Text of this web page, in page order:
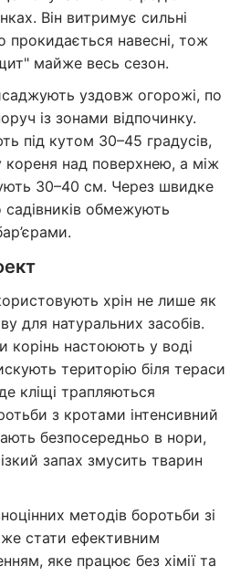
Він витримує сильні
навесні, тож
майже весь сезон.
уздовж огорожі, по
із зонами відпочинку.
під кутом 30–45 градусів,
над поверхнею, а між
30–40 см. Через швидке
садівників обмежують
хрін не лише як
для натуральних засобів.
корінь настоюють у воді
територію біля тераси
кліщі трапляються
з кротами інтенсивний
безпосередньо в нори,
запах змусить тварин
методів боротьби зі
стати ефективним
яке працює без хімії та